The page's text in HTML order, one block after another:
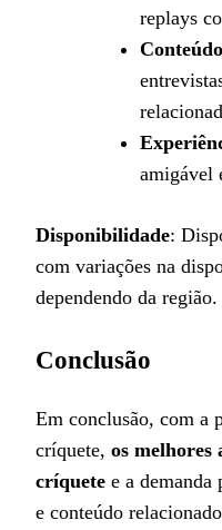
replays
amigável
Disponibilidade:
com variações na
dependendo da região.
Conclusão
Em conclusão, com a
críquete, os melhores
críquete e a demanda
e conteúdo